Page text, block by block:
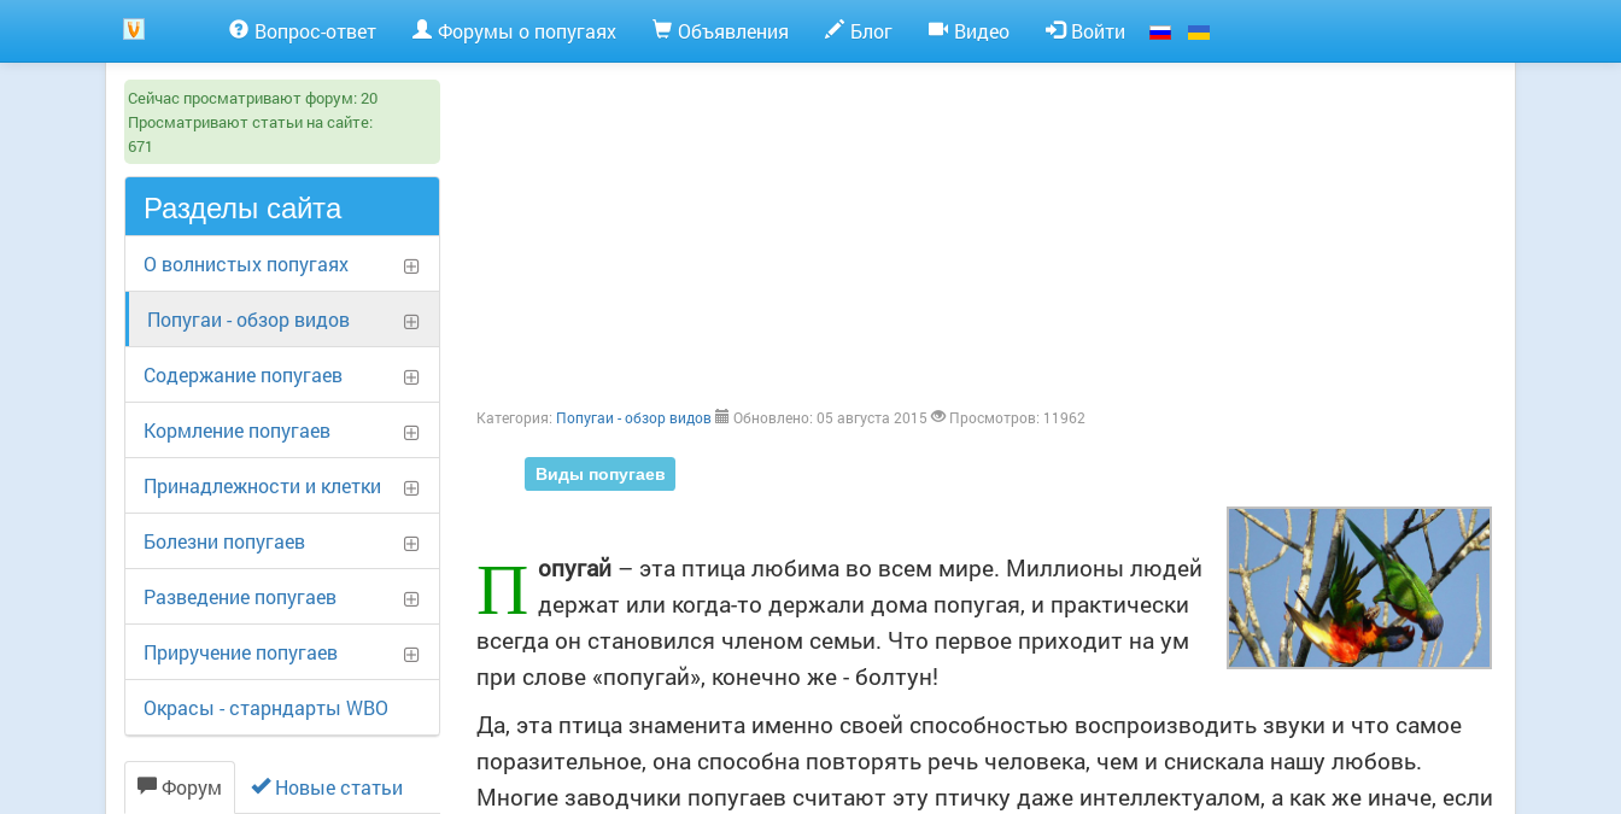
Вопрос-ответ Форумы о попугаях Объявления Блог Видео Войти
Сейчас просматривают форум:20
Просматривают статьи на сайте:
671
Разделы сайта
О волнистых попугаях
Попугаи - обзор видов
Содержание попугаев
Кормление попугаев
Принадлежности и клетки
Болезни попугаев
Разведение попугаев
Приручение попугаев
Окрасы - старндарты WBO
Форум Новые статьи
Категория: Попугаи - обзор видов Обновлено: 05 августа 2015 Просмотров: 11962
Виды попугаев
П опугай – эта птица любима во всем мире. Миллионы людей
держат или когда-то держали дома попугая, и практически
всегда он становился членом семьи. Что первое приходит на ум
при слове «попугай», конечно же - болтун!
Да, эта птица знаменита именно своей способностью воспроизводить звуки и что самое
поразительное, она способна повторять речь человека, чем и снискала нашу любовь.
Многие заводчики попугаев считают эту птичку даже интеллектуалом, а как же иначе, если